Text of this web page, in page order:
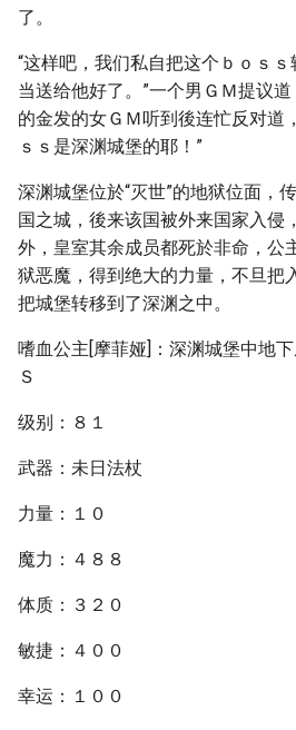
了。
“这样吧，我们私自把这个ｂｏｓ
当送给他好了。”一个男ＧＭ提议
的金发的女ＧＭ听到後连忙反对道
ｓｓ是深渊城堡的耶！”
深渊城堡位於“灭世”的地狱位面，
国之城，後来该国被外来国家入侵
外，皇室其余成员都死於非命，公
狱恶魔，得到绝大的力量，不旦把
把城堡转移到了深渊之中。
嗜血公主[摩菲娅]：深渊城堡中地
Ｓ
级别：８１
武器：未日法杖
力量：１０
魔力：４８８
体质：３２０
敏捷：４００
幸运：１００